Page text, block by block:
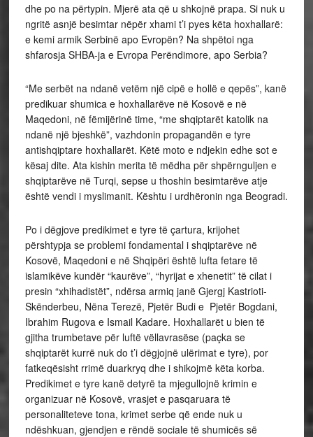
dhe po na përtypin. Mjerë ata që u shkojnë prapa. Si nuk u
ngritë asnjë besimtar nëpër xhami t’i pyes këta hoxhallarë:
e kemi armik Serbinë apo Evropën? Na shpëtoi nga
shfarosja SHBA-ja e Evropa Perëndimore, apo Serbia?
“Me serbët na ndanë vetëm një cipë e hollë e qepës”, kanë
predikuar shumica e hoxhallarëve në Kosovë e në
Maqedoni, në fëmijërinë time, “me shqiptarët katolik na
ndanë një bjeshkë”, vazhdonin propagandën e tyre
antishqiptare hoxhallarët. Këtë moto e ndjekin edhe sot e
kësaj dite. Ata kishin merita të mëdha për shpërnguljen e
shqiptarëve në Turqi, sepse u thoshin besimtarëve atje
është vendi i myslimanit. Kështu i urdhëronin nga Beogradi.
Po i dëgjove predikimet e tyre të çartura, krijohet
përshtypja se problemi fondamental i shqiptarëve në
Kosovë, Maqedoni e në Shqipëri është lufta fetare të
islamikëve kundër “kaurëve”, “hyrijat e xhenetit” të cilat i
presin “xhihadistët”, ndërsa armiq janë Gjergj Kastrioti-
Skënderbeu, Nëna Terezë, Pjetër Budi e Pjetër Bogdani,
Ibrahim Rugova e Ismail Kadare. Hoxhallarët u bien të
gjitha trumbetave për luftë vëllavrasëse (paçka se
shqiptarët kurrë nuk do t’i dëgjojnë ulërimat e tyre), por
fatkeqësisht rrimë duarkryq dhe i shikojmë këta korba.
Predikimet e tyre kanë detyrë ta mjegullojnë krimin e
organizuar në Kosovë, vrasjet e pasqaruara të
personaliteteve tona, krimet serbe që ende nuk u
ndëshkuan, gjendjen e rëndë sociale të shumicës së